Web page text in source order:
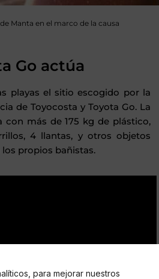
Manta en el marco de la causa
Go actúa
playas el sitio escogido por la
de Toyocosta y Toyota Go. La
más de 175 kg de plástico,
4 llantas, y otros objetos
propios bañistas.
para mejorar nuestros